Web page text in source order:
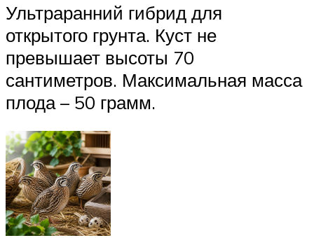
Ультраранний гибрид для
открытого грунта. Куст не
превышает высоты 70
сантиметров. Максимальная масса
плода – 50 грамм.